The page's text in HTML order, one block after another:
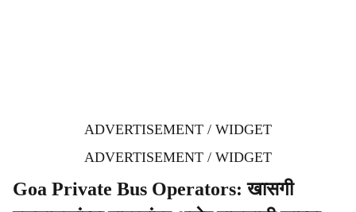
ADVERTISEMENT / WIDGET
ADVERTISEMENT / WIDGET
Goa Private Bus Operators: खासगी